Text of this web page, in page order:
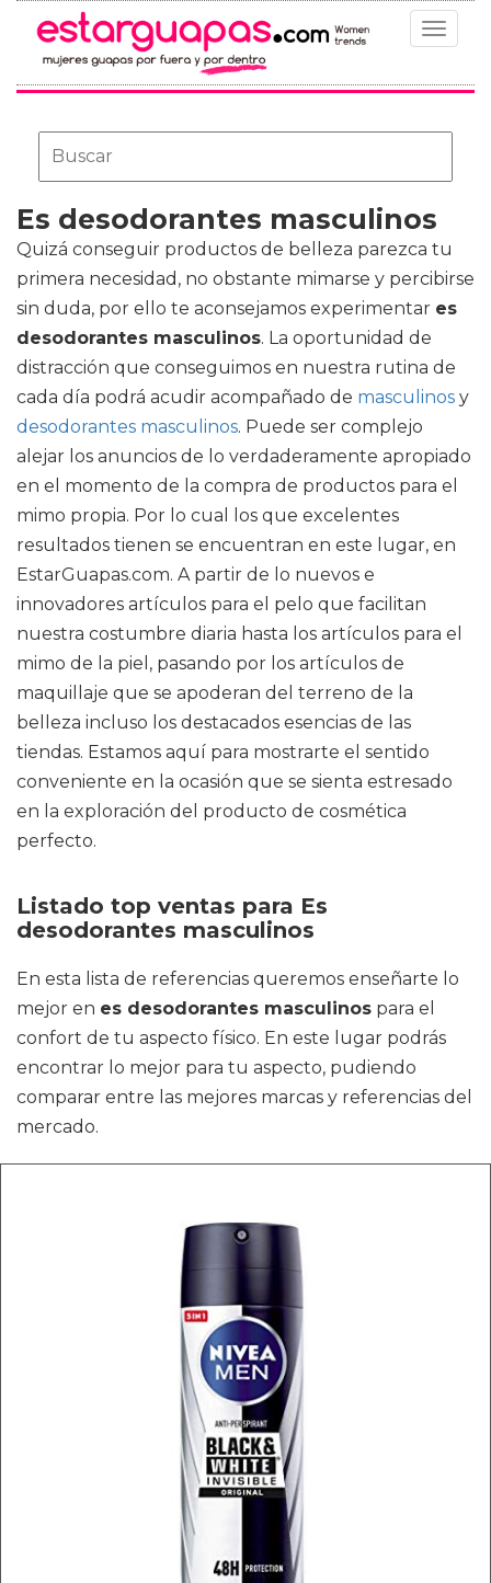
Toggle
Es desodorantes masculinos
Quizá conseguir productos de belleza parezca tu
primera necesidad, no obstante mimarse y percibirse
sin duda, por ello te aconsejamos experimentar es
desodorantes masculinos. La oportunidad de
distracción que conseguimos en nuestra rutina de
cada día podrá acudir acompañado de masculinos y
desodorantes masculinos. Puede ser complejo
alejar los anuncios de lo verdaderamente apropiado
en el momento de la compra de productos para el
mimo propia. Por lo cual los que excelentes
resultados tienen se encuentran en este lugar, en
EstarGuapas.com. A partir de lo nuevos e
innovadores artículos para el pelo que facilitan
nuestra costumbre diaria hasta los artículos para el
mimo de la piel, pasando por los artículos de
maquillaje que se apoderan del terreno de la
belleza incluso los destacados esencias de las
tiendas. Estamos aquí para mostrarte el sentido
conveniente en la ocasión que se sienta estresado
en la exploración del producto de cosmética
perfecto.
Listado top ventas para Es
desodorantes masculinos
En esta lista de referencias queremos enseñarte lo
mejor en es desodorantes masculinos para el
confort de tu aspecto físico. En este lugar podrás
encontrar lo mejor para tu aspecto, pudiendo
comparar entre las mejores marcas y referencias del
mercado.